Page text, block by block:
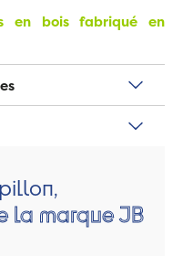
en bois fabriqué en
la marque JB